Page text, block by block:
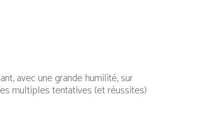
avec une grande humilité, sur
multiples tentatives (et réussites)